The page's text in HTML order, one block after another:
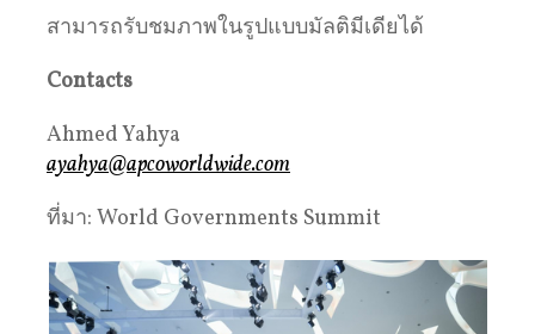
สามารถรับชมภาพในรูปแบบมัลติมีเดียได้
Contacts
Ahmed Yahya
ayahya@apcoworldwide.com
ที่มา: World Governments Summit